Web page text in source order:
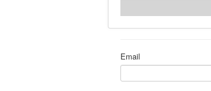
Email